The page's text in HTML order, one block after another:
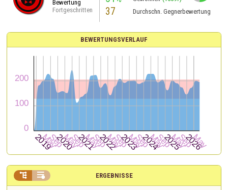
Bewertung
Fortgeschritten
37 Durchschn. Gegnerbewertung
BEWERTUNGSVERLAUF
ERGEBNISSE
 